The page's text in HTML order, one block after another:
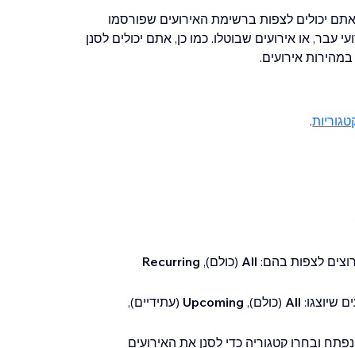
יכולים לצפות ברשימת האירועים שפורסמו
עבר, או אירועים שבוטלו. כמו כן, אתם יכולים לסנן
אירועים.
.
לצפות בהם: All (כולם), Recurring
שיוצגו: All (כולם), Upcoming (עתידיים),
ובחרו קטגוריה כדי לסנן את האירועים